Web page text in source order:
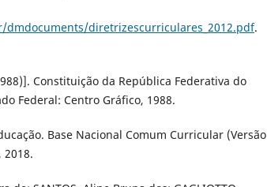
diretrizescurriculares_2012.pdf.
Constituição da República Federativa do
Federal: Centro Gráfico, 1988.
Base Nacional Comum Curricular (Versão
2018.